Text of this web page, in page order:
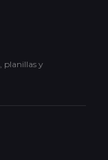
planillas y